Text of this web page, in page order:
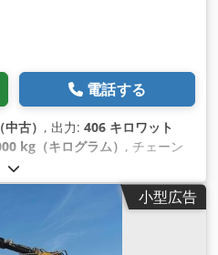
電話する
古） , 出力: 406 キロワット
kg（キログラム） , チェーン
:2015
小型広告